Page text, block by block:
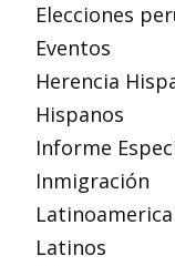
Elecciones
Eventos
Herencia
Hispanos
Informe
Inmigración
Latinoamerica
Latinos